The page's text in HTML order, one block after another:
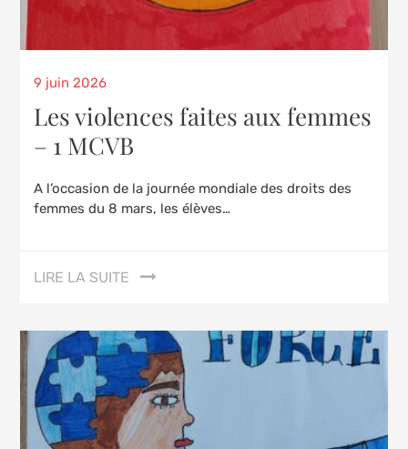
Posted
9 juin 2026
Les violences faites aux femmes
– 1 MCVB
A l’occasion de la journée mondiale des droits des
femmes du 8 mars, les élèves…
LIRE LA SUITE